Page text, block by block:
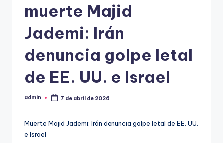
muerte Majid
Jademi: Irán
denuncia golpe letal
de EE. UU. e Israel
Publicado
admin 7 de abril de 2026
Muerte Majid Jademi: Irán denuncia golpe letal de EE. UU.
e Israel